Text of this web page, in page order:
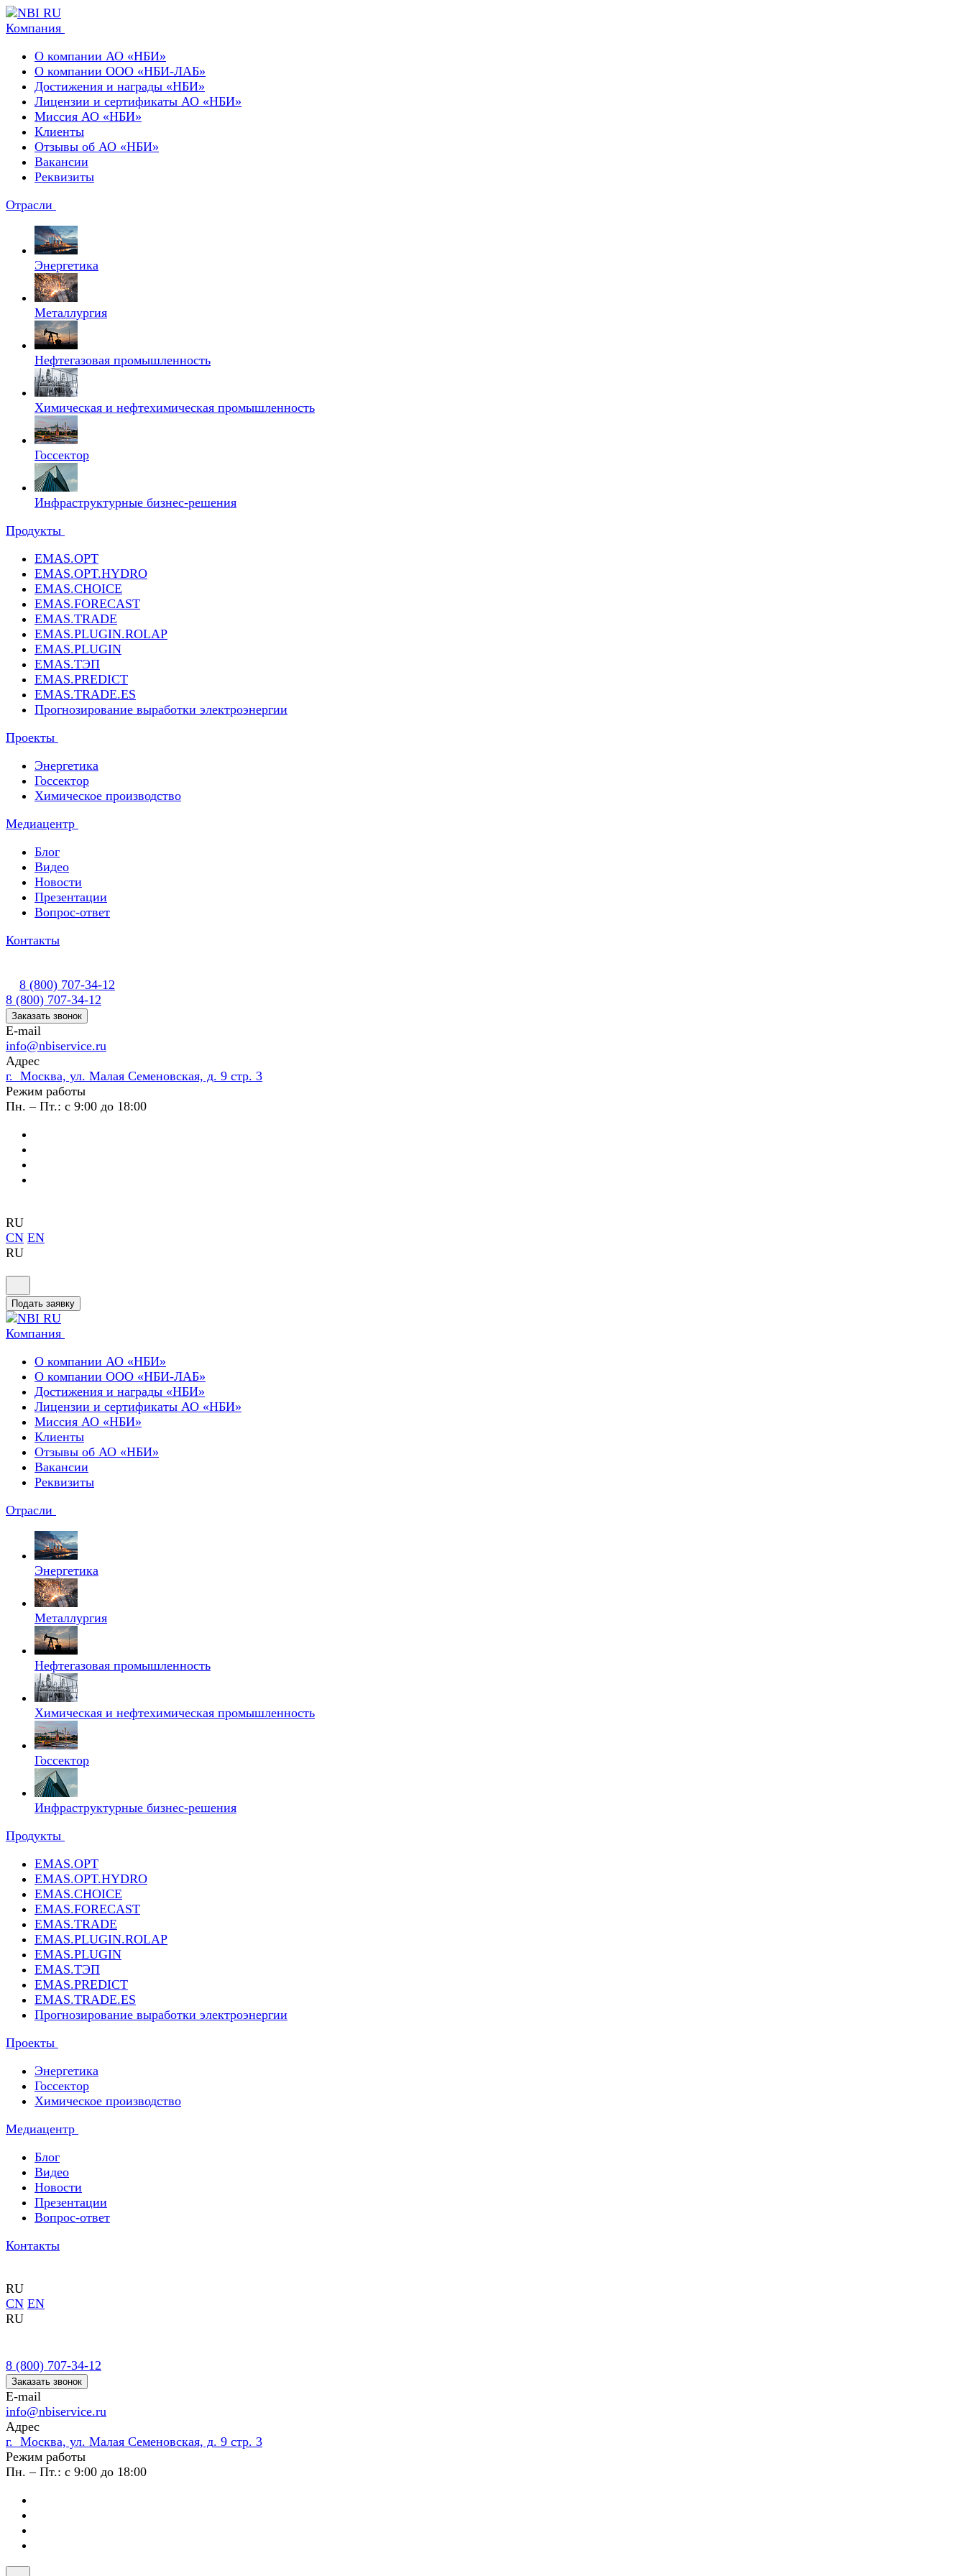
Компания
О компании АО «НБИ»
О компании ООО «НБИ-ЛАБ»
Достижения и награды «НБИ»
Лицензии и сертификаты АО «НБИ»
Миссия АО «НБИ»
Клиенты
Отзывы об АО «НБИ»
Вакансии
Реквизиты
Отрасли
Энергетика
Металлургия
Нефтегазовая промышленность
Химическая и нефтехимическая промышленность
Госсектор
Инфраструктурные бизнес-решения
Продукты
EMAS.OPT
EMAS.OPT.HYDRO
EMAS.CHOICE
EMAS.FORECAST
EMAS.TRADE
EMAS.PLUGIN.ROLAP
EMAS.PLUGIN
EMAS.ТЭП
EMAS.PREDICT
EMAS.TRADE.ES
Прогнозирование выработки электроэнергии
Проекты
Энергетика
Госсектор
Химическое производство
Медиацентр
Блог
Видео
Новости
Презентации
Вопрос-ответ
Контакты
8 (800) 707-34-12
8 (800) 707-34-12
Заказать звонок
E-mail
info@nbiservice.ru
Адрес
г. Москва, ул. Малая Семеновская, д. 9 стр. 3
Режим работы
Пн. – Пт.: с 9:00 до 18:00
RU
CN EN
RU
Подать заявку
Компания
О компании АО «НБИ»
О компании ООО «НБИ-ЛАБ»
Достижения и награды «НБИ»
Лицензии и сертификаты АО «НБИ»
Миссия АО «НБИ»
Клиенты
Отзывы об АО «НБИ»
Вакансии
Реквизиты
Отрасли
Энергетика
Металлургия
Нефтегазовая промышленность
Химическая и нефтехимическая промышленность
Госсектор
Инфраструктурные бизнес-решения
Продукты
EMAS.OPT
EMAS.OPT.HYDRO
EMAS.CHOICE
EMAS.FORECAST
EMAS.TRADE
EMAS.PLUGIN.ROLAP
EMAS.PLUGIN
EMAS.ТЭП
EMAS.PREDICT
EMAS.TRADE.ES
Прогнозирование выработки электроэнергии
Проекты
Энергетика
Госсектор
Химическое производство
Медиацентр
Блог
Видео
Новости
Презентации
Вопрос-ответ
Контакты
RU
CN EN
RU
8 (800) 707-34-12
Заказать звонок
E-mail
info@nbiservice.ru
Адрес
г. Москва, ул. Малая Семеновская, д. 9 стр. 3
Режим работы
Пн. – Пт.: с 9:00 до 18:00